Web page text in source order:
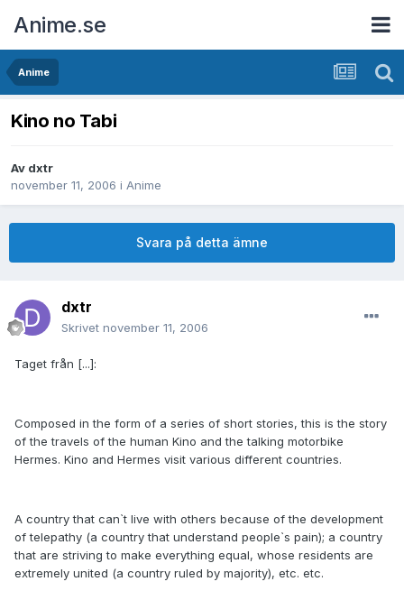
Anime.se
Anime
Kino no Tabi
Av dxtr
november 11, 2006 i Anime
Svara på detta ämne
dxtr
Skrivet november 11, 2006
Taget från [...]:
Composed in the form of a series of short stories, this is the story
of the travels of the human Kino and the talking motorbike
Hermes. Kino and Hermes visit various different countries.
A country that can`t live with others because of the development
of telepathy (a country that understand people`s pain); a country
that are striving to make everything equal, whose residents are
extremely united (a country ruled by majority), etc. etc.